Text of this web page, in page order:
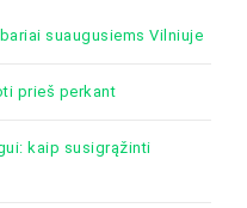
suaugusiems Vilniuje
prieš perkant
kaip susigrąžinti